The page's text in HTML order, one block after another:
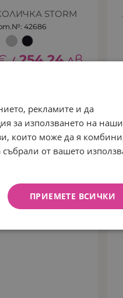
STORM
42686
/ 254.24лв.
рекламите и да
за използването на
които може да я
от вашето
ПРИЕМЕТЕ ВСИЧКИ